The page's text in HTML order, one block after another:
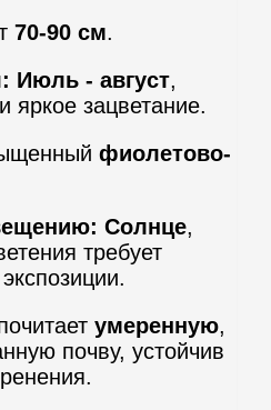
70-90 см.
Июль - август,
яркое зацветание.
фиолетово-
Солнце,
требует
умеренную,
почву, устойчив